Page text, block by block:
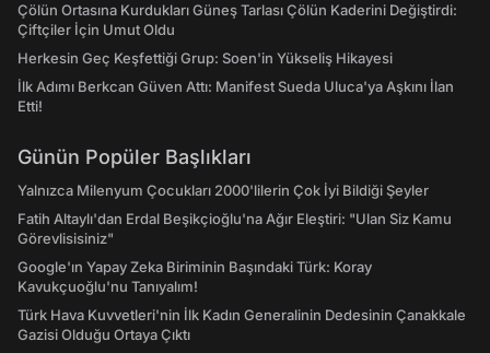
Çölün Ortasına Kurdukları Güneş Tarlası Çölün Kaderini Değiştirdi:
Çiftçiler İçin Umut Oldu
Herkesin Geç Keşfettiği Grup: Soen'in Yükseliş Hikayesi
İlk Adımı Berkcan Güven Attı: Manifest Sueda Uluca'ya Aşkını İlan
Etti!
Günün Popüler Başlıkları
Yalnızca Milenyum Çocukları 2000'lilerin Çok İyi Bildiği Şeyler
Fatih Altaylı'dan Erdal Beşikçioğlu'na Ağır Eleştiri: "Ulan Siz Kamu
Görevlisisiniz"
Google'ın Yapay Zeka Biriminin Başındaki Türk: Koray
Kavukçuoğlu'nu Tanıyalım!
Türk Hava Kuvvetleri'nin İlk Kadın Generalinin Dedesinin Çanakkale
Gazisi Olduğu Ortaya Çıktı